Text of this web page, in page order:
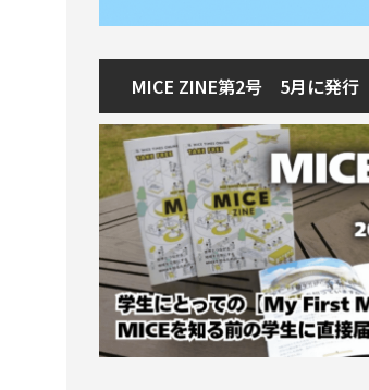
MICE ZINE第2号 5月に発行